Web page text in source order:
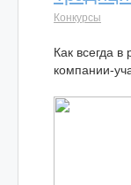
Конкурсы
Как всегда
компании-